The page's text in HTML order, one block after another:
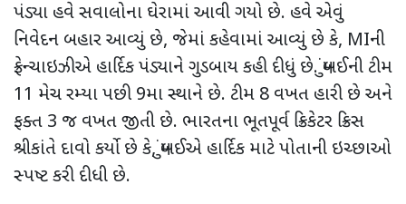
પંડ્યા હવે સવાલોના ઘેરામાં આવી ગયો છે. હવે એવું
નિવેદન બહાર આવ્યું છે, જેમાં કહેવામાં આવ્યું છે કે, MIની
ફ્રેન્ચાઇઝીએ હાર્દિક પંડ્યાને ગુડબાય કહી દીધું છે. મુંબઈની ટીમ
11 મેચ રમ્યા પછી 9મા સ્થાને છે. ટીમ 8 વખત હારી છે અને
ફક્ત 3 જ વખત જીતી છે. ભારતના ભૂતપૂર્વ ક્રિકેટર ક્રિસ
શ્રીકાંતે દાવો કર્યો છે કે,મુંબઈએ હાર્દિક માટે પોતાની ઇચ્છાઓ
સ્પષ્ટ કરી દીધી છે.